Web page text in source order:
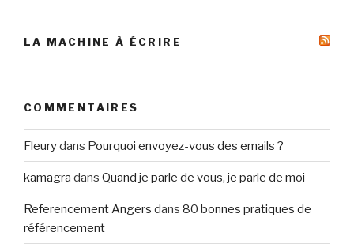
LA MACHINE À ÉCRIRE
COMMENTAIRES
Fleurydans Pourquoi envoyez-vous des emails ?
kamagra dans Quand je parle de vous, je parle de moi
Referencement Angers dans 80 bonnes pratiques de
référencement